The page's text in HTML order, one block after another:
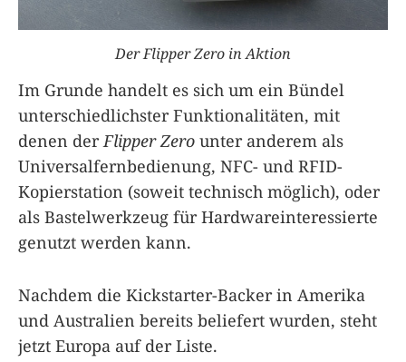
Der Flipper Zero in Aktion
Im Grunde handelt es sich um ein Bündel
unterschiedlichster Funktionalitäten, mit
denen derFlipper Zero unter anderem als
Universalfernbedienung, NFC- und RFID-
Kopierstation (soweit technisch möglich), oder
als Bastelwerkzeug für Hardwareinteressierte
genutzt werden kann.
Nachdem die Kickstarter-Backer in Amerika
und Australien bereits beliefert wurden, steht
jetzt Europa auf der Liste.